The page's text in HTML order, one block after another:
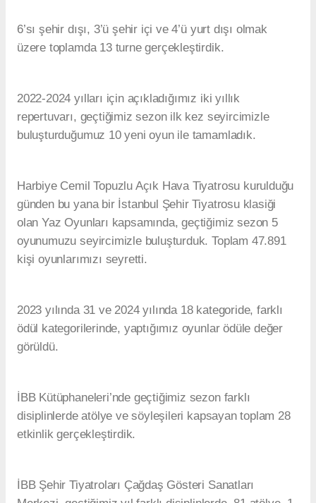
6’sı şehir dışı, 3’ü şehir içi ve 4’ü yurt dışı olmak
üzere toplamda 13 turne gerçekleştirdik.
2022-2024 yılları için açıkladığımız iki yıllık
repertuvarı, geçtiğimiz sezon ilk kez seyircimizle
buluşturduğumuz 10 yeni oyun ile tamamladık.
Harbiye Cemil Topuzlu Açık Hava Tiyatrosu kurulduğu
günden bu yana bir İstanbul Şehir Tiyatrosu klasiği
olan Yaz Oyunları kapsamında, geçtiğimiz sezon 5
oyunumuzu seyircimizle buluşturduk. Toplam 47.891
kişi oyunlarımızı seyretti.
2023 yılında 31 ve 2024 yılında 18 kategoride, farklı
ödül kategorilerinde, yaptığımız oyunlar ödüle değer
görüldü.
İBB Kütüphaneleri’nde geçtiğimiz sezon farklı
disiplinlerde atölye ve söyleşileri kapsayan toplam 28
etkinlik gerçekleştirdik.
İBB Şehir Tiyatroları Çağdaş Gösteri Sanatları